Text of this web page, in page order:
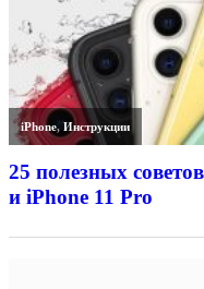
iPhone,Инструкции
25 полезных
и iPhone 11 Pro